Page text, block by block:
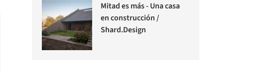
Mitad es más - Una casa
en construcción /
Shard.Design